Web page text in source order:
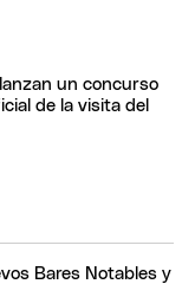
un concurso
de la visita del
Bares Notables y